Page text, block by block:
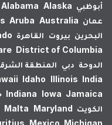
أبوظبي Alabama Alaska
عمان
Aruba Australia
البحرين بيروت القاهرة
District of Columbia
الدوحة دبي المنطقة
Idaho Illinois India
Indiana Iowa Jamaica
الكويت
Malta Maryland